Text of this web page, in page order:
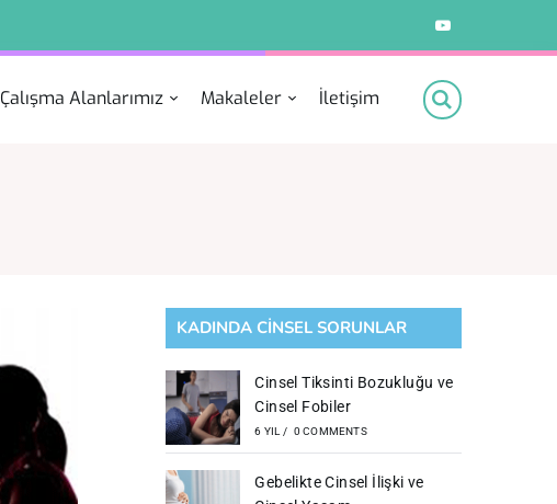
Çalışma Alanlarımız Makaleler İletişim
KADINDA CİNSEL SORUNLAR
Cinsel Tiksinti Bozukluğu ve
Cinsel Fobiler
6 YIL / 0 COMMENTS
Gebelikte Cinsel İlişki ve